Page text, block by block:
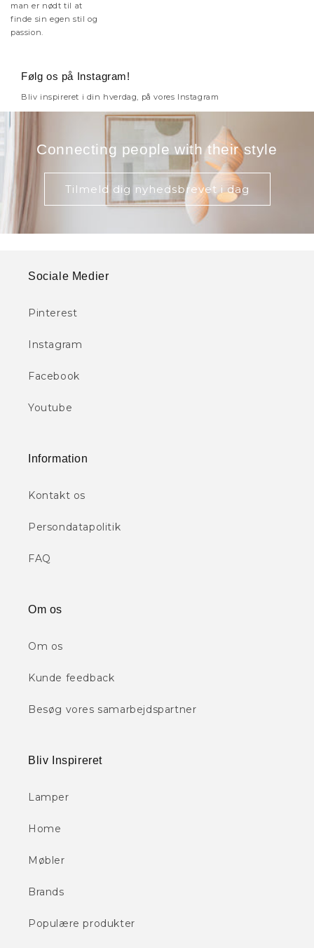
man er nødt til at
finde sin egen stil og
passion.
Følg os på Instagram!
Bliv inspireret i din hverdag, på vores Instagram
Connecting people with their style
Tilmeld dig nyhedsbrevet i dag
Sociale Medier
Pinterest
Instagram
Facebook
Youtube
Information
Kontakt os
Persondatapolitik
FAQ
Om os
Om os
Kunde feedback
Besøg vores samarbejdspartner
Bliv Inspireret
Lamper
Home
Møbler
Brands
Populære produkter